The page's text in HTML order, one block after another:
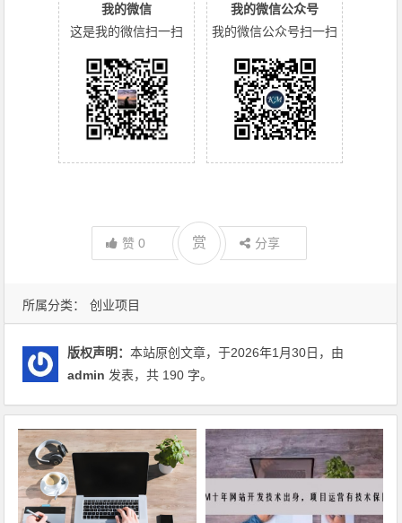
我的微信
这是我的微信扫一扫
我的微信公众号
我的微信公众号扫一扫
赞0 赏 分享
所属分类： 创业项目
版权声明：本站原创文章，于2026年1月30日，由
admin 发表，共 190 字。